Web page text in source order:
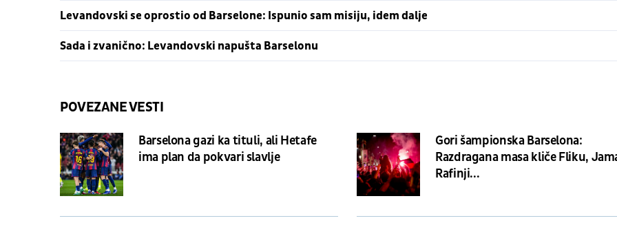
Levandovski se oprostio od Barselone: Ispunio sam misiju, idem dalje
Sada i zvanično: Levandovski napušta Barselonu
POVEZANE VESTI
Barselona gazi ka tituli, ali Hetafe
ima plan da pokvari slavlje
Gori šampionska Barselona:
Razdragana masa kliče Fliku,
Rafinji...